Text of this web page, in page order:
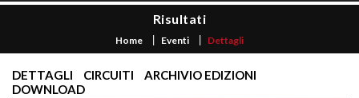
Risultati
Home Eventi Dettagli
DETTAGLI CIRCUITI
ARCHIVIO EDIZIONI
DOWNLOAD